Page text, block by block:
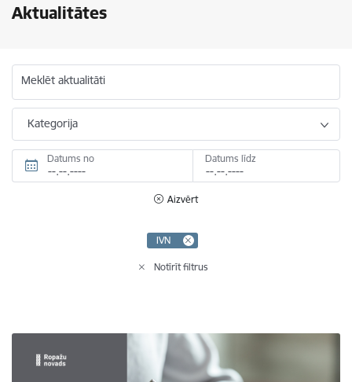
Aktualitātes
Meklēt aktualitāti
Kategorija
Datums no Datums līdz
Aizvērt
IVN
Notīrīt filtrus